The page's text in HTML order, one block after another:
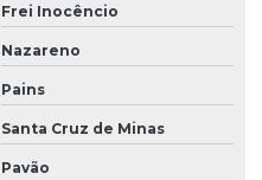
Frei Inocêncio
Nazareno
Pains
Santa Cruz de Minas
Pavão